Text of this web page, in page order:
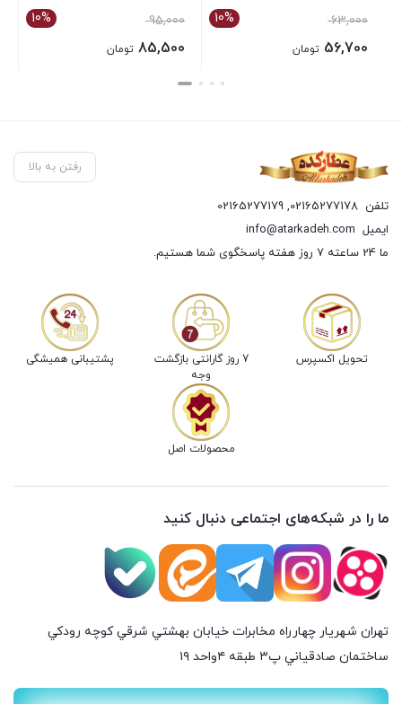
10% 63,000
56,700 تومان
10% 95,000
85,500 تومان
بستن
رفتن به بالا
تلفن 02165277178
,
02165277179
ایمیل info@atarkadeh.com
ما 24 ساعته 7 روز هفته پاسخگوی شما هستیم.
تحویل اکسپرس
7 روز گارانتی بازگشت
وجه
پشتیبانی همیشگی
محصولات اصل
ما را در شبکه‌های اجتماعی دنبال کنید
تهران شهريار چهارراه مخابرات خيابان بهشتي شرقي كوچه رودكي
ساختمان صادقياني پ٣ طبقه ٤واحد ۱۹